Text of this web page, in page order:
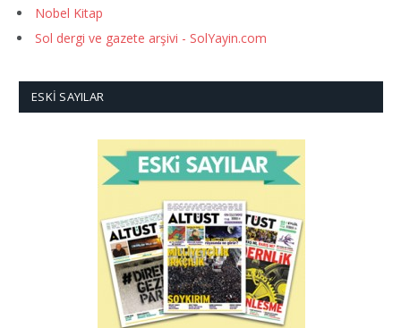
Nobel Kitap
Sol dergi ve gazete arşivi - SolYayin.com
ESKI SAYILAR